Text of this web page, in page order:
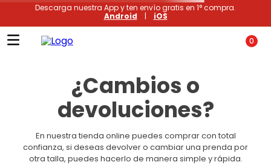
Descarga nuestra App y ten envío gratis en 1° compra.
Android | iOS
0
¿Cambios o
devoluciones?
En nuestra tienda online puedes comprar con total
confianza, si deseas devolver o cambiar una prenda por
otra talla, puedes hacerlo de manera simple y rápida.